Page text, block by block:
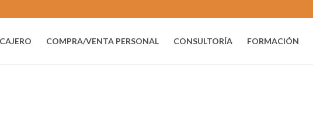
COMPRA/VENTA PERSONAL CONSULTORÍA FORMACIÓN